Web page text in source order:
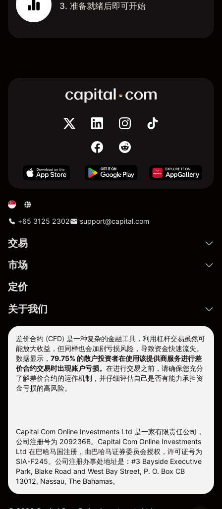
3. 准备就绪后即可开始
+65 3125 2302 support@capital.com
交易
市场
定价
关于我们
差价合约 (CFD) 是一种复杂的金融工具，利用杠杆交易虽然可
能放大收益，但同样也会加剧亏损风险，导致资金快速流失。
数据显示， 79.75% 的散户投资者在使用该提供商服务进行差
价合约交易时出现账户亏损。 在进行交易之前，请确保您充分
了解差价合约的运作机制，并仔细评估自己是否有能力承担资
金亏损的高风险。
Capital Com Online Investments Ltd 是一家有限责任公司，
公司注册号为 209236B。Capital Com Online Investments
Ltd 在巴哈马国注册，由巴哈马证券委员会授权，许可证号为
SIA-F245。公司注册办事处地址是：#3 Bayside Executive
Park, Blake Road and West Bay Street, P. O. Box CB
13012, Nassau, The Bahamas。